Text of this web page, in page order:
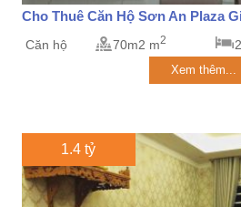
Cho Thuê Căn Hộ Sơn An Plaza
Căn hộ 70m2 m2
Xem thêm...
1.4 tỷ